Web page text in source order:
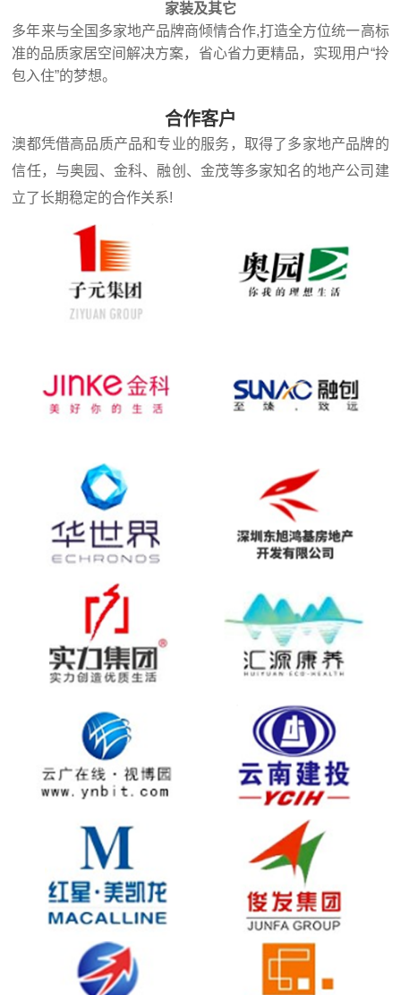
家装及其它
多年来与全国多家地产品牌商倾情合作,打造全方位统一高标
准的品质家居空间解决方案，省心省力更精品，实现用户“拎
包入住”的梦想。
合作客户
澳都凭借高品质产品和专业的服务，取得了多家地产品牌的
信任，与奥园、金科、融创、金茂等多家知名的地产公司建
立了长期稳定的合作关系!